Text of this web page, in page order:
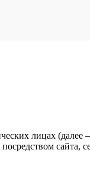
лицах (далее –
сайта,